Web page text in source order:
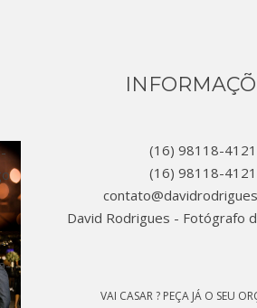
(16) 98118-4121
(16) 98118-4121
David Rodrigues - Fotógrafo
VAI CASAR ? PEÇA JÁ O SEU